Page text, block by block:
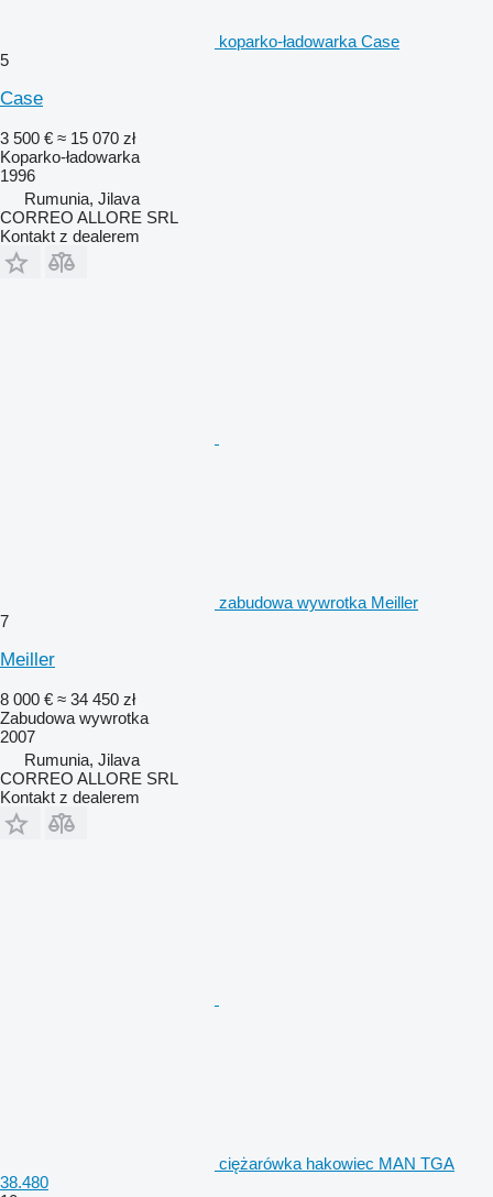
koparko-ładowarka Case
5
Case
3 500 € ≈ 15 070 zł
Koparko-ładowarka
1996
Rumunia, Jilava
CORREO ALLORE SRL
Kontakt z dealerem
zabudowa wywrotka Meiller
7
Meiller
8 000 € ≈ 34 450 zł
Zabudowa wywrotka
2007
Rumunia, Jilava
CORREO ALLORE SRL
Kontakt z dealerem
ciężarówka hakowiec MAN TGA
38.480